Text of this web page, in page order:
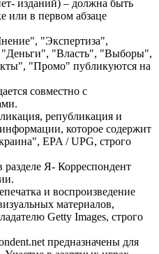
изданий) – должна быть
или в первом абзаце
"Экспертиза",
"Власть", "Выборы",
"Промо" публикуются на
совместно с
републикация и
которое содержит
EPA / UPG, строго
Я- Корреспондент
и воспроизведение
материалов,
Getty Images, строго
предназначены для